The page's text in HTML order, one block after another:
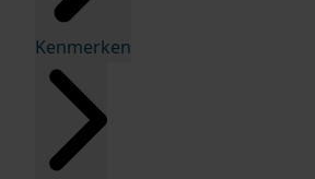
Kenmerken